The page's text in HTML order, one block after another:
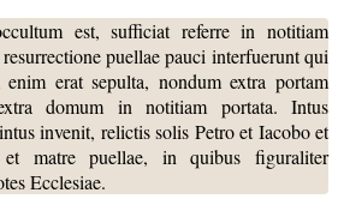
est, sufficiat referre in notitiam
puellae pauci interfuerunt qui
erat sepulta, nondum extra portam
domum in notitiam portata. Intus
invenit, relictis solis Petro et Iacobo et
matre puellae, in quibus figuraliter
Ecclesiae.